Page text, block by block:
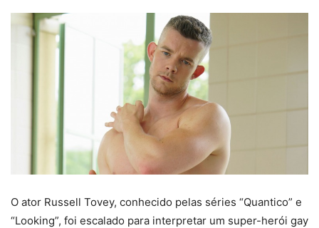
O ator Russell Tovey, conhecido pelas séries “Quantico” e
“Looking”, foi escalado para interpretar um super-herói gay